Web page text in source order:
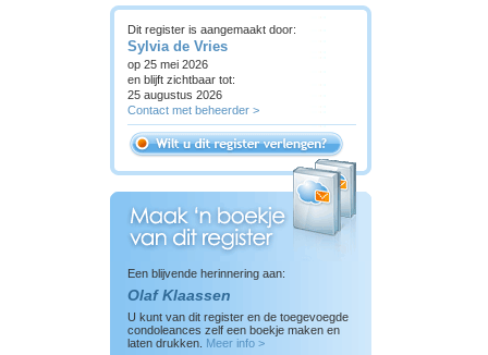
Dit register is aangemaakt door:
Sylvia de Vries
op 25 mei 2026
en blijft zichtbaar tot:
25 augustus 2026
Contact met beheerder >
Een blijvende herinnering aan:
Olaf Klaassen
U kunt van dit register en de toegevoegde
condoleances zelf een boekje maken en
laten drukken.
Meer info >